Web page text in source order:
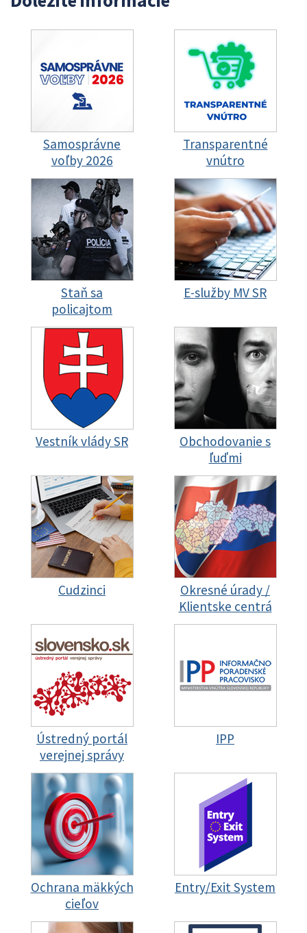
Samosprávne
voľby 2026
Transparentné
vnútro
Staň sa
policajtom
E-služby MV SR
Vestník vlády SR
Obchodovanie s
ľuďmi
Cudzinci
Okresné úrady /
Klientske centrá
Ústredný portál
verejnej správy
IPP
Ochrana mäkkých
cieľov
Entry/Exit System